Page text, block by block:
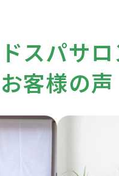
スパサ
お客様の声